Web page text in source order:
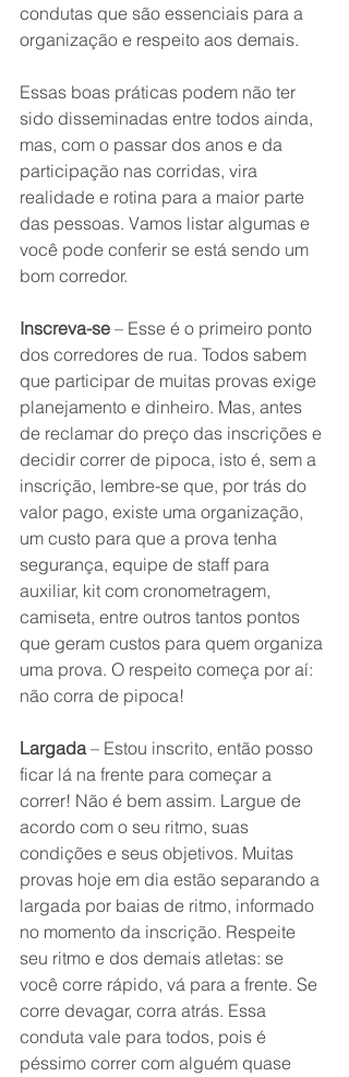
condutas que são essenciais para a
organização e respeito aos demais.
Essas boas práticas podem não ter
sido disseminadas entre todos ainda,
mas, com o passar dos anos e da
participação nas corridas, vira
realidade e rotina para a maior parte
das pessoas. Vamos listar algumas e
você pode conferir se está sendo um
bom corredor.
Inscreva-se – Esse é o primeiro ponto
dos corredores de rua. Todos sabem
que participar de muitas provas exige
planejamento e dinheiro. Mas, antes
de reclamar do preço das inscrições e
decidir correr de pipoca, isto é, sem a
inscrição, lembre-se que, por trás do
valor pago, existe uma organização,
um custo para que a prova tenha
segurança, equipe de staff para
auxiliar, kit com cronometragem,
camiseta, entre outros tantos pontos
que geram custos para quem organiza
uma prova. O respeito começa por aí:
não corra de pipoca!
Largada – Estou inscrito, então posso
ficar lá na frente para começar a
correr! Não é bem assim. Largue de
acordo com o seu ritmo, suas
condições e seus objetivos. Muitas
provas hoje em dia estão separando a
largada por baias de ritmo, informado
no momento da inscrição. Respeite
seu ritmo e dos demais atletas: se
você corre rápido, vá para a frente. Se
corre devagar, corra atrás. Essa
conduta vale para todos, pois é
péssimo correr com alguém quase